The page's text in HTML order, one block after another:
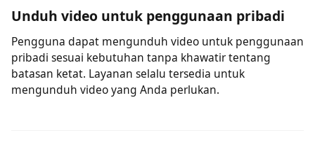
Pengunduh kami berbasis algoritma canggih yang
menghasilkan hasil hanya dalam beberapa saat. Alat ini
mengambil tautan dan memproses video. Setelah
memilih kualitas, alat akan mulai memproses video
Anda dan memberi opsi untuk mengunduhnya.